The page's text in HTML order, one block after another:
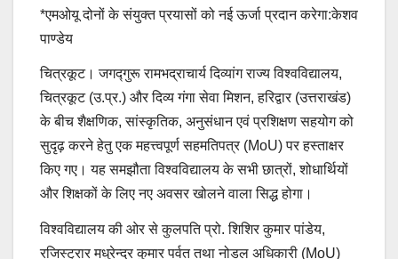
*एमओयू दोनों के संयुक्त प्रयासों को नई ऊर्जा प्रदान करेगा:केशव
पाण्डेय
चित्रकूट। जगद्गुरू रामभद्राचार्य दिव्यांग राज्य विश्वविद्यालय,
चित्रकूट (उ.प्र.) और दिव्य गंगा सेवा मिशन, हरिद्वार (उत्तराखंड)
के बीच शैक्षणिक, सांस्कृतिक, अनुसंधान एवं प्रशिक्षण सहयोग को
सुदृढ़ करने हेतु एक महत्त्वपूर्ण सहमतिपत्र (MoU) पर हस्ताक्षर
किए गए। यह समझौता विश्वविद्यालय के सभी छात्रों, शोधार्थियों
और शिक्षकों के लिए नए अवसर खोलने वाला सिद्ध होगा।
विश्वविद्यालय की ओर से कुलपति प्रो. शिशिर कुमार पांडेय,
रजिस्ट्रार मधुरेन्द्र कुमार पर्वत तथा नोडल अधिकारी (MoU)